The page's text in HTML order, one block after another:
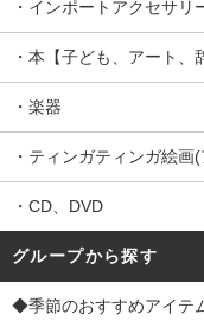
・インポートアクセサリ
・本【子ども、アート、
・楽器
・ティンガティンガ絵
・CD、DVD
グループから探す
◆季節のおすすめアイテ